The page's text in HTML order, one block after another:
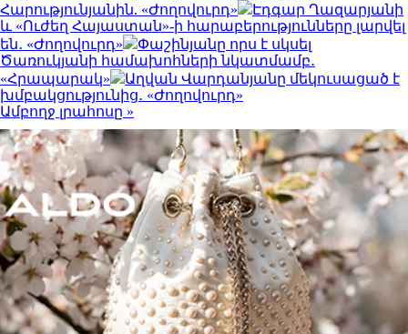
Հարությունյանին. «Ժողովուրդ»
Էդգար Ղազարյանի
և «Ուժեղ Հայաստան»-ի հարաբերությունները լարվել
են․ «Ժողովուրդ»
Փաշինյանը որս է սկսել
Ծառուկյանի համախոհների նկատմամբ․
«Հրապարակ»
Աղվան Վարդանյանը մեկուսացած է
խմբակցությունից․ «Ժողովուրդ»
Ամբողջ լրահոսը »